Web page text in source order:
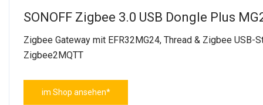
SONOFF Zigbee 3.0 USB Dongle Plus
Zigbee Gateway mit EFR32MG24, Thread & Zigbee
Zigbee2MQTT
im Shop ansehen*